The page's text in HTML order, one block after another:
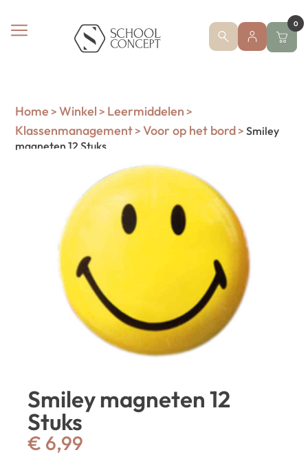
0
Home > Winkel > Leermiddelen >
Klassenmanagement> Voor op het bord> Smiley
magneten 12 Stuks
Smiley magneten 12
Stuks
€ 6,99